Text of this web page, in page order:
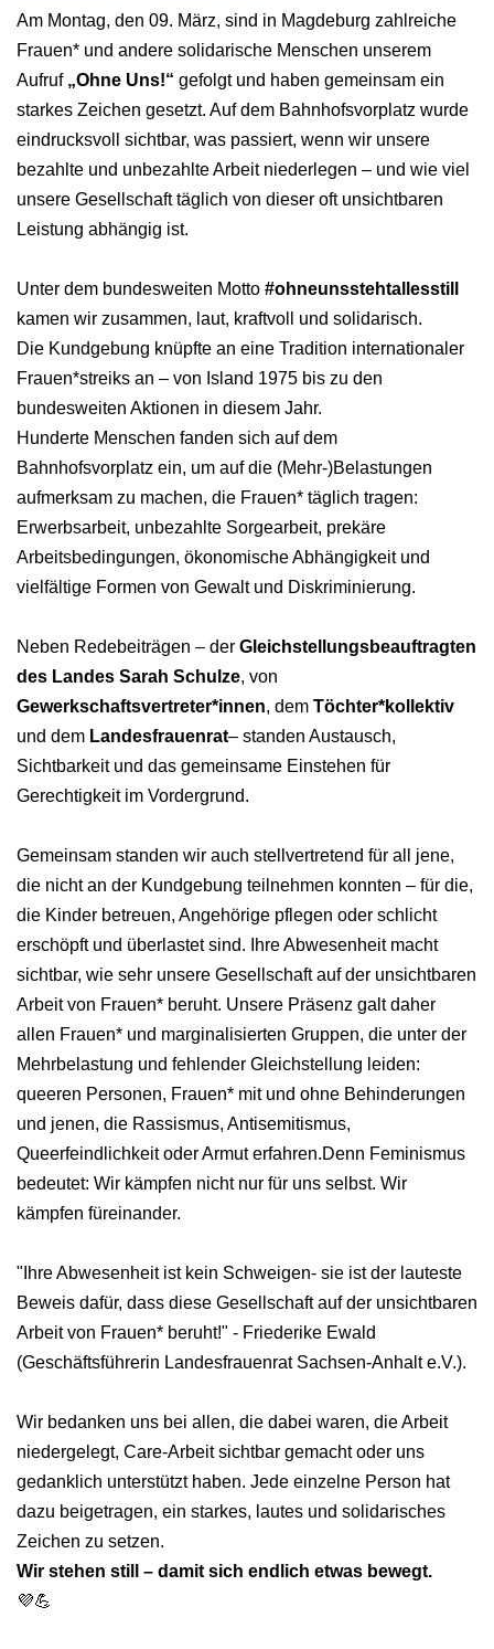
Am Montag, den 09. März, sind in Magdeburg zahlreiche
Frauen* und andere solidarische Menschen unserem
Aufruf „Ohne Uns!“ gefolgt und haben gemeinsam ein
starkes Zeichen gesetzt. Auf dem Bahnhofsvorplatz wurde
eindrucksvoll sichtbar, was passiert, wenn wir unsere
bezahlte und unbezahlte Arbeit niederlegen – und wie viel
unsere Gesellschaft täglich von dieser oft unsichtbaren
Leistung abhängig ist.
Unter dem bundesweiten Motto #ohneunsstehtallesstill
kamen wir zusammen, laut, kraftvoll und solidarisch.
Die Kundgebung knüpfte an eine Tradition internationaler
Frauen*streiks an – von Island 1975 bis zu den
bundesweiten Aktionen in diesem Jahr.
Hunderte Menschen fanden sich auf dem
Bahnhofsvorplatz ein, um auf die (Mehr-)Belastungen
aufmerksam zu machen, die Frauen* täglich tragen:
Erwerbsarbeit, unbezahlte Sorgearbeit, prekäre
Arbeitsbedingungen, ökonomische Abhängigkeit und
vielfältige Formen von Gewalt und Diskriminierung.
Neben Redebeiträgen – der Gleichstellungsbeauftragten
des Landes Sarah Schulze, von
Gewerkschaftsvertreter*innen, dem Töchter*kollektiv
und dem Landesfrauenrat– standen Austausch,
Sichtbarkeit und das gemeinsame Einstehen für
Gerechtigkeit im Vordergrund.
Gemeinsam standen wir auch stellvertretend für all jene,
die nicht an der Kundgebung teilnehmen konnten – für die,
die Kinder betreuen, Angehörige pflegen oder schlicht
erschöpft und überlastet sind. Ihre Abwesenheit macht
sichtbar, wie sehr unsere Gesellschaft auf der unsichtbaren
Arbeit von Frauen* beruht. Unsere Präsenz galt daher
allen Frauen* und marginalisierten Gruppen, die unter der
Mehrbelastung und fehlender Gleichstellung leiden:
queeren Personen, Frauen* mit und ohne Behinderungen
und jenen, die Rassismus, Antisemitismus,
Queerfeindlichkeit oder Armut erfahren.Denn Feminismus
bedeutet: Wir kämpfen nicht nur für uns selbst. Wir
kämpfen füreinander.
"Ihre Abwesenheit ist kein Schweigen- sie ist der lauteste
Beweis dafür, dass diese Gesellschaft auf der unsichtbaren
Arbeit von Frauen* beruht!" - Friederike Ewald
(Geschäftsführerin Landesfrauenrat Sachsen-Anhalt e.V.).
Wir bedanken uns bei allen, die dabei waren, die Arbeit
niedergelegt, Care‑Arbeit sichtbar gemacht oder uns
gedanklich unterstützt haben. Jede einzelne Person hat
dazu beigetragen, ein starkes, lautes und solidarisches
Zeichen zu setzen.
Wir stehen still – damit sich endlich etwas bewegt.
💜💪